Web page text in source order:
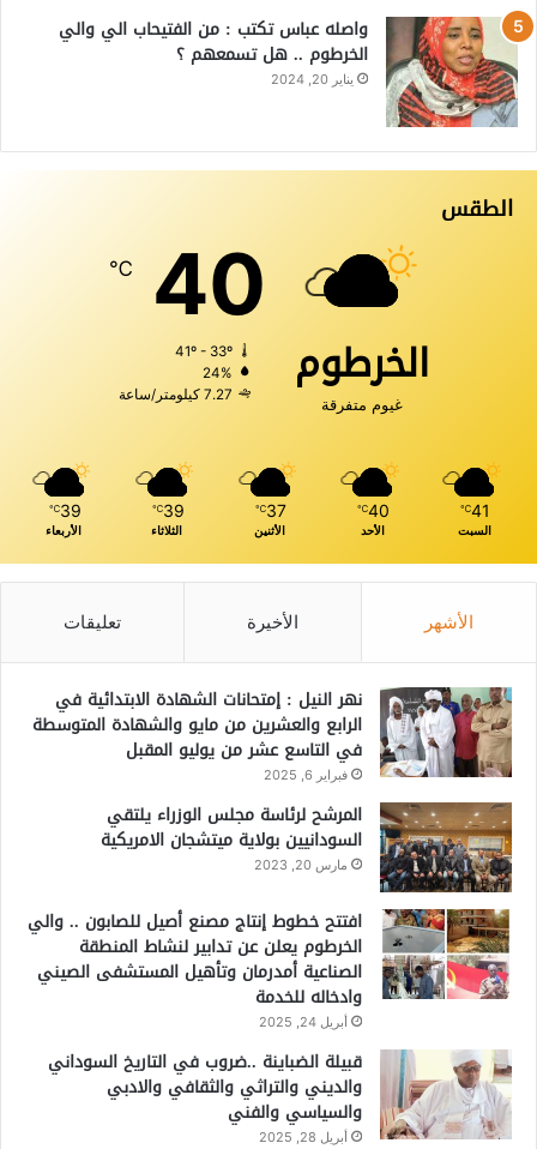
واصله عباس تكتب : من الفتيحاب الي والي
الخرطوم .. هل تسمعهم ؟
يناير 20, 2024
الطقس
الخرطوم
غيوم متفرقة
40
℃
41º - 33º
24%
7.27 كيلومتر/ساعة
41
℃
السبت
40
℃
الأحد
37
℃
الأثنين
39
℃
الثلاثاء
39
℃
الأربعاء
الأشهر الأخيرة تعليقات
نهر النيل : إمتحانات الشهادة الابتدائية في
الرابع والعشرين من مايو والشهادة المتوسطة
في التاسع عشر من يوليو المقبل
فبراير 6, 2025
المرشح لرئاسة مجلس الوزراء يلتقي
السودانيين بولاية ميتشجان الامريكية
مارس 20, 2023
افتتح خطوط إنتاج مصنع أصيل للصابون .. والي
الخرطوم يعلن عن تدابير لنشاط المنطقة
الصناعية أمدرمان وتأهيل المستشفى الصيني
وادخاله للخدمة
أبريل 24, 2025
قبيلة الضباينة ..ضروب في التاريخ السوداني
والديني والتراثي والثقافي والادبي
والسياسي والفني
أبريل 28, 2025